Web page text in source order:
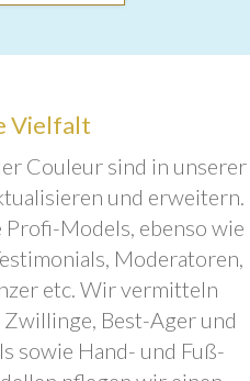
Vielfalt
Couleur sind in unserer
und erweitern.
Models, ebenso wie
Moderatoren,
etc. Wir vermitteln
Zwillinge, Best-Ager und
sowie Hand- und Fuß-